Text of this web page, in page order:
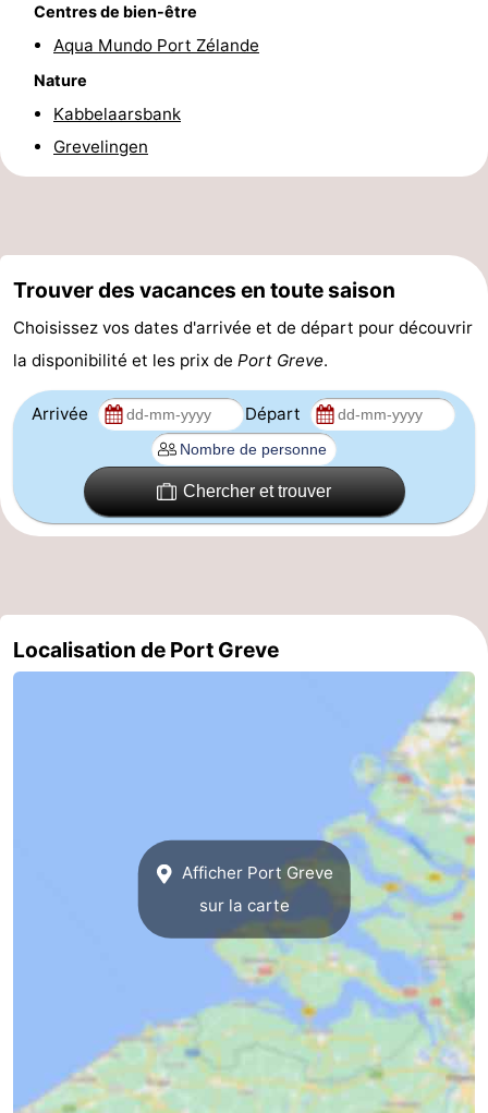
Sportive
Equitation
Immersion
Observation
des
Boire
Forum
Route
-
Stationnement
Adresses
Hollande-
Méridionale
-
Rotterdam
Rockanje
Zeeland
Centres de bien-être
Aqua Mundo Port Zélande
Nature
Kabbelaarsbank
Grevelingen
Trouver des vacances en toute saison
Choisissez vos dates d'arrivée et de départ pour découvrir
la disponibilité et les prix de Port Greve.
Arrivée Départ
Chercher et trouver
Localisation de Port Greve
Afficher Port Greve
sur la carte